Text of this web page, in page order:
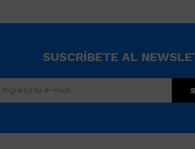
SUSCRÍBETE AL